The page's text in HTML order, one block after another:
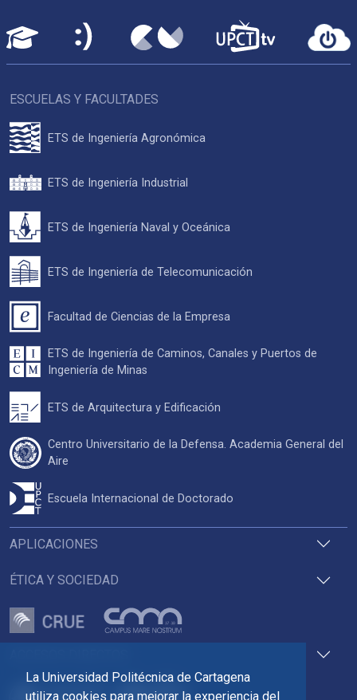
La Universidad Politécnica de Cartagena
utiliza cookies para mejorar la experiencia del
APLICACIONES
ÉTICA Y SOCIEDAD
ESCUELAS Y FACULTADES
ETS de Ingeniería Agronómica
ETS de Ingeniería Industrial
ETS de Ingeniería Naval y Oceánica
ETS de Ingeniería de Telecomunicación
Facultad de Ciencias de la Empresa
ETS de Ingeniería de Caminos, Canales y Puertos de
Ingeniería de Minas
ETS de Arquitectura y Edificación
Centro Universitario de la Defensa. Academia General del
Aire
Escuela Internacional de Doctorado